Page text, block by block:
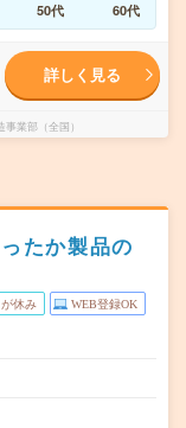
50代 60代
詳しく見る
業部（全国）
たか製品の
休み WEB登録OK